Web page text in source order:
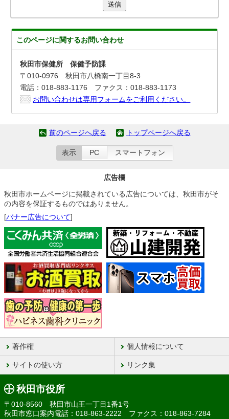
送信
このページに関するお問い合わせ
秋田市保健所 保健予防課
〒010-0976 秋田市八橋南一丁目8-3
電話：018-883-1176 ファクス：018-883-1173
お問い合わせは専用フォームをご利用ください。
前のページへ戻る トップページへ戻る
表示 PC スマートフォン
広告欄
秋田市ホームページに掲載されている広告については、秋田市がそ
の内容を保証するものではありません。
[バナー広告について]
著作権 個人情報について
サイトの使い方 リンク集
秋田市役所
〒010-8560 秋田市山王一丁目1番1号
秋田市窓口案内電話：018-863-2222 ファクス：018-863-7284